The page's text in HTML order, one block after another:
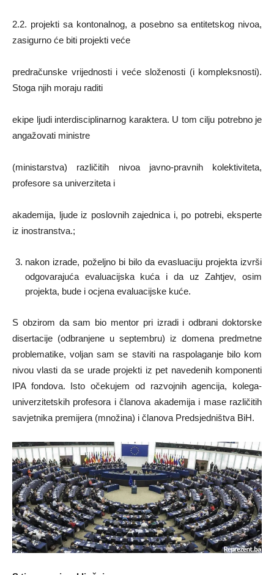
2.2. projekti sa kontonalnog, a posebno sa entitetskog nivoa,
zasigurno će biti projekti veće
predračunske vrijednosti i veće složenosti (i kompleksnosti).
Stoga njih moraju raditi
ekipe ljudi interdisciplinarnog karaktera. U tom cilju potrebno je
angažovati ministre
(ministarstva) različitih nivoa javno-pravnih kolektiviteta,
profesore sa univerziteta i
akademija, ljude iz poslovnih zajednica i, po potrebi, eksperte
iz inostranstva.;
nakon izrade, poželjno bi bilo da evasluaciju projekta izvrši
odgovarajuća evaluacijska kuća i da uz Zahtjev, osim
projekta, bude i ocjena evaluacijske kuće.
S obzirom da sam bio mentor pri izradi i odbrani doktorske
disertacije (odbranjene u septembru) iz domena predmetne
problematike, voljan sam se staviti na raspolaganje bilo kom
nivou vlasti da se urade projekti iz pet navedenih komponenti
IPA fondova. Isto očekujem od razvojnih agencija, kolega-
univerzitetskih profesora i članova akademija i mase različitih
savjetnika premijera (množina) i članova Predsjedništva BiH.